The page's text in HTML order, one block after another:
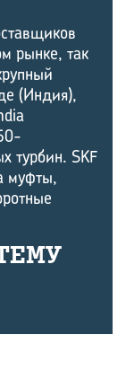
рынке, так
(Индия),
турбин. SKF
муфты,